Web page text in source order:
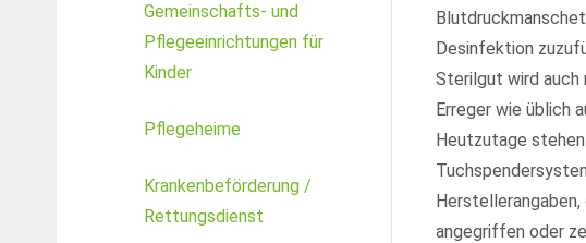
Lorem ipsum dolor sit amet, consectetuer adipiscing elit.
Aenean commodo ligula eget dolor. Aenean massa. Cum sociis
Desinfektion
Sterilgut wird auch
Erreger wie üblich
Heutzutage
angegriffen oder
Gemeinschafts- und
Pflegeeinrichtungen für
Kinder
Pflegeheime
Krankenbeförderung /
Rettungsdienst